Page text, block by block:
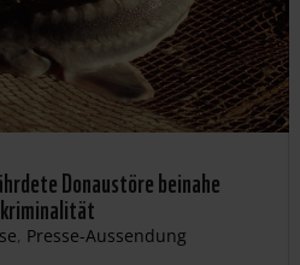
Donaustöre beinahe
, Presse-Aussendung